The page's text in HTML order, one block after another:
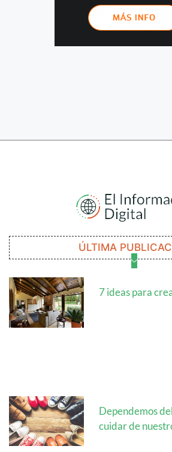
ÚLTIMA
7 ideas para
Dependemos
cuidar de